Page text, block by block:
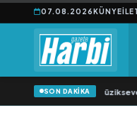
07.08.2026KÜNYE
SON DAKİKA
Konser Serisi